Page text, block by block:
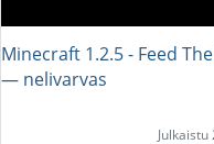
Minecraft 1.2.5 - Feed
― nelivarvas